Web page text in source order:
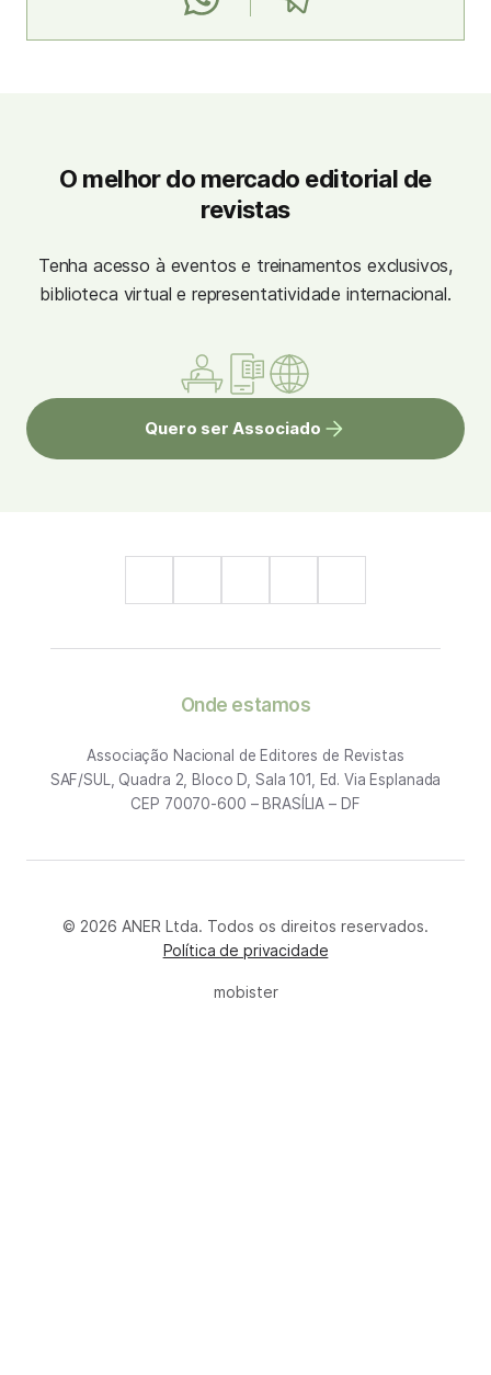
O melhor do mercado editorial de
revistas
Tenha acesso à eventos e treinamentos exclusivos,
biblioteca virtual e representatividade internacional.
Quero ser Associado
Onde estamos
Associação Nacional de Editores de Revistas
SAF/SUL, Quadra 2, Bloco D, Sala 101, Ed. Via Esplanada
CEP 70070-600 – BRASÍLIA – DF
© 2026 ANER Ltda. Todos os direitos reservados.
Política de privacidade
mobister